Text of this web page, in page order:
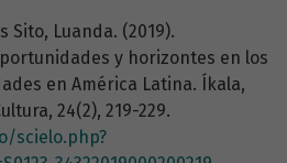
Sito, Luanda. (2019).
y horizontes en los
en América Latina. Íkala,
24(2), 219-229.
scielo.php?